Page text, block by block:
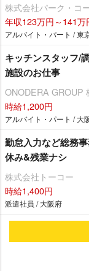
株式会社パーク・コ
年収123万円～141万
アルバイト・パート / 東
キッチンスタッフ/
施設のお仕事
ONODERA GROUP
時給1,200円
アルバイト・パート / 大
勤怠入力など総務
休み&残業ナシ
株式会社トーコー
時給1,400円
派遣社員 / 大阪府